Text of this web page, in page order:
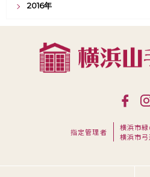
2016年
指定管理者
横浜市緑
横浜市